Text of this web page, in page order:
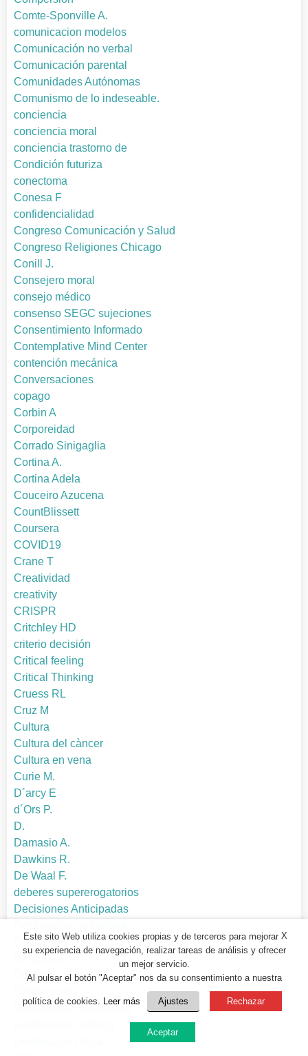
Comte-Sponville A.
comunicacion modelos
Comunicación no verbal
Comunicación parental
Comunidades Autónomas
Comunismo de lo indeseable.
conciencia
conciencia moral
conciencia trastorno de
Condición futuriza
conectoma
Conesa F
confidencialidad
Congreso Comunicación y Salud
Congreso Religiones Chicago
Conill J.
Consejero moral
consejo médico
consenso SEGC sujeciones
Consentimiento Informado
Contemplative Mind Center
contención mecánica
Conversaciones
copago
Corbin A
Corporeidad
Corrado Sinigaglia
Cortina A.
Cortina Adela
Couceiro Azucena
CountBlissett
Coursera
COVID19
Crane T
Creatividad
creativity
CRISPR
Critchley HD
criterio decisión
Critical feeling
Critical Thinking
Cruess RL
Cruz M
Cultura
Cultura del càncer
Cultura en vena
Curie M.
D´arcy E
d´Ors P.
D.
Damasio A.
Dawkins R.
De Waal F.
deberes supererogatorios
Decisiones Anticipadas
Deducción
DeepSeek
Del-Re R.
Deliberación aristotélica
X
Este sito Web utiliza cookies propias y de terceros para mejorar
su experiencia de navegación, realizar tareas de análisis y ofrecer
un mejor servicio.
Al pulsar el botón "Aceptar" nos da su consentimiento a nuestra
política de cookies. Leer más Ajustes Rechazar
Aceptar